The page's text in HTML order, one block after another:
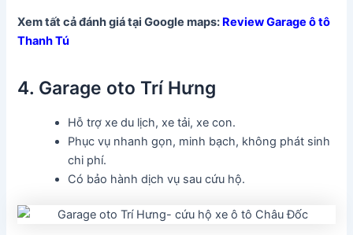
Xem tất cả đánh giá tại Google maps: Review Garage ô tô
Thanh Tú
4. Garage oto Trí Hưng
Hỗ trợ xe du lịch, xe tải, xe con.
Phục vụ nhanh gọn, minh bạch, không phát sinh
chi phí.
Có bảo hành dịch vụ sau cứu hộ.